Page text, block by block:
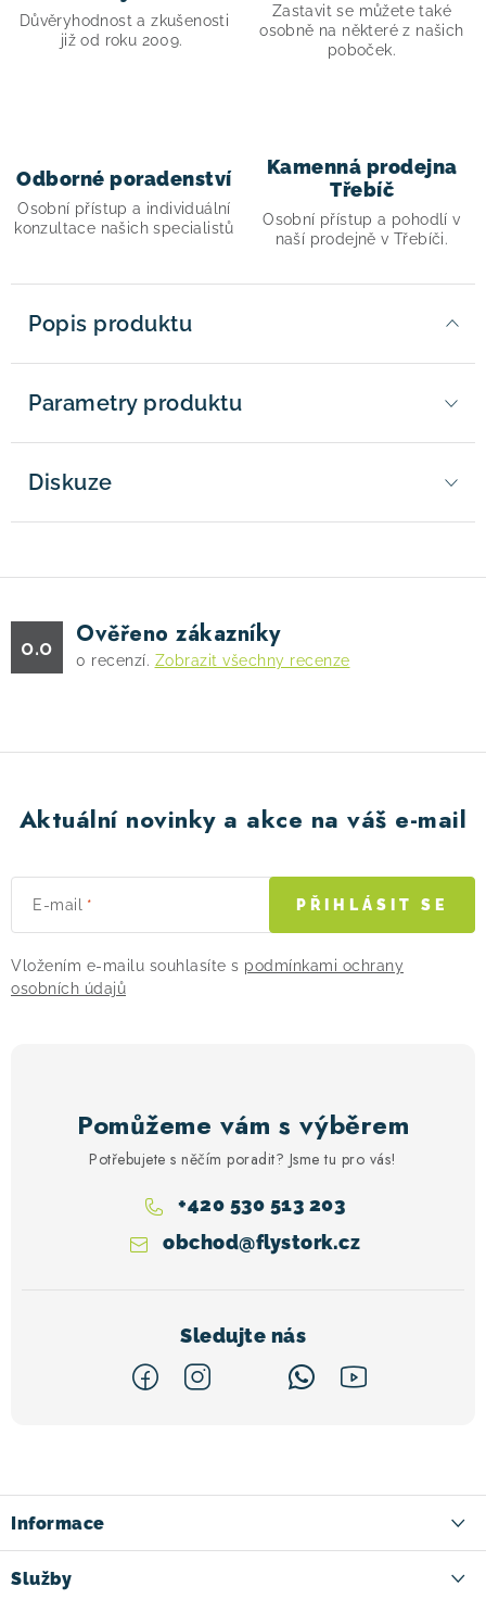
Důvěryhodnost a zkušenosti
již od roku 2009.
Zastavit se můžete také
osobně na některé z našich
poboček.
Odborné poradenství
Osobní přístup a individuální
konzultace našich specialistů
Kamenná prodejna
Třebíč
Osobní přístup a pohodlí v
naší prodejně v Třebíči.
Popis produktu
Parametry produktu
Diskuze
0.0 Ověřeno zákazníky
0 recenzí. Zobrazit všechny recenze
Aktuální novinky a akce na váš e-mail
E-mail
Vložením e-mailu souhlasíte s podmínkami ochrany
osobních údajů
PŘIHLÁSIT SE
Pomůžeme vám s výběrem
Potřebujete s něčím poradit? Jsme tu pro vás!
obchod@flystork.cz
+420 530 513 203
p
a
t
Informace
Služby